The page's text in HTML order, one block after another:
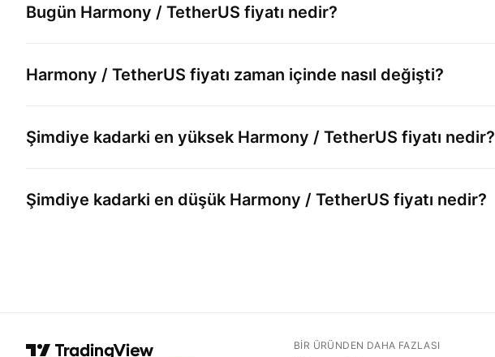
Bugün Harmony / TetherUS fiyatı nedir?
Harmony / TetherUS fiyatı zaman içinde nasıl değişti?
Şimdiye kadarki en yüksek Harmony / TetherUS fiyatı nedir?
Şimdiye kadarki en düşük Harmony / TetherUS fiyatı nedir?
BIR ÜRÜNDEN DAHA FAZLASI